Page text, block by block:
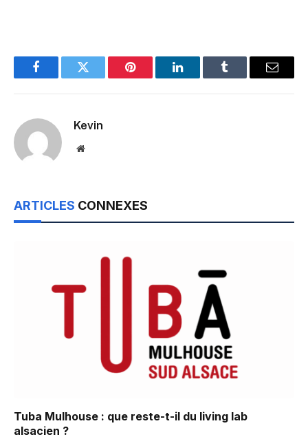
FacebookTwitter Pinterest LinkedInTumblr Email
Kevin
Website
ARTICLES CONNEXES
Tuba Mulhouse : que reste-t-il du living lab
alsacien ?